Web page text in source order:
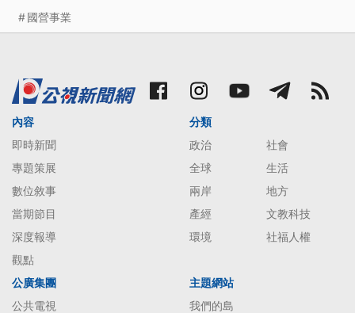
國營事業
內容
即時新聞
專題策展
數位敘事
當期節目
深度報導
觀點
分類
政治
社會
全球
生活
兩岸
地方
產經
文教科技
環境
社福人權
公廣集團
公共電視
主題網站
我們的島